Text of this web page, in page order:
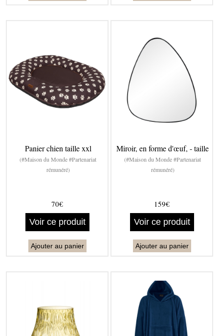
Panier chien taille xxl
(#Maison du Monde #Partenariat
rémunéré)
70€
Voir ce produit
Ajouter au panier
Miroir, en forme d'œuf, - taille
(#Maison du Monde #Partenariat
rémunéré)
159€
Voir ce produit
Ajouter au panier